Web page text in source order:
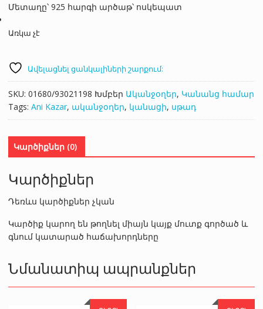
Մետաղը՝ 925 հարգի արծաթ՝ ոսկեպատ
Առկա չէ
Ավելացնել ցանկալիների շարքում:
SKU: 01680/93021198 Խմբեր Ականջօղեր, Կանանց համար
Tags: Ani Kazar, ականջօղեր, կանացի, սթադ
Կարծիքներ (0)
Կարծիքներ
Դեռևս կարծիքներ չկան
Կարծիք կարող են թողնել միայն կայք մուտք գործած և
գնում կատարած հաճախորդները
Նմանատիպ ապրանքներ